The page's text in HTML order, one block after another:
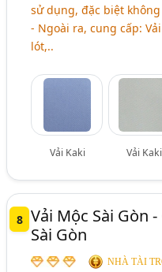
sử dụng, đặc biệt
- Ngoài ra, cung cấp:
lót,..
Vải Kaki Vải Kaki
8 Vải Mộc Sài Gòn
Sài Gòn
NHÀ TÀI